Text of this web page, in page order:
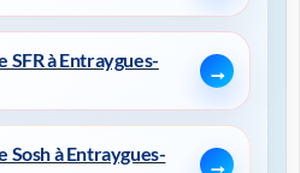
SFR à Entraygues-
Sosh à Entraygues-